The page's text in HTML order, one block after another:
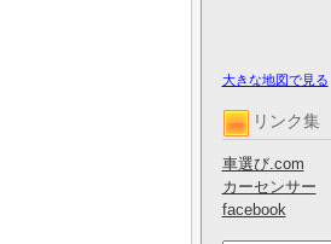
大きな地図で見る
リンク集
車選び.com
カーセンサー
facebook